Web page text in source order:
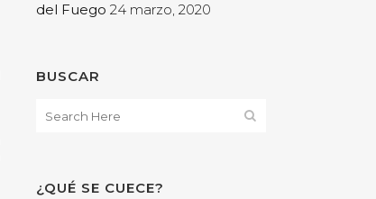
del Fuego 24 marzo, 2020
BUSCAR
¿QUÉ SE CUECE?